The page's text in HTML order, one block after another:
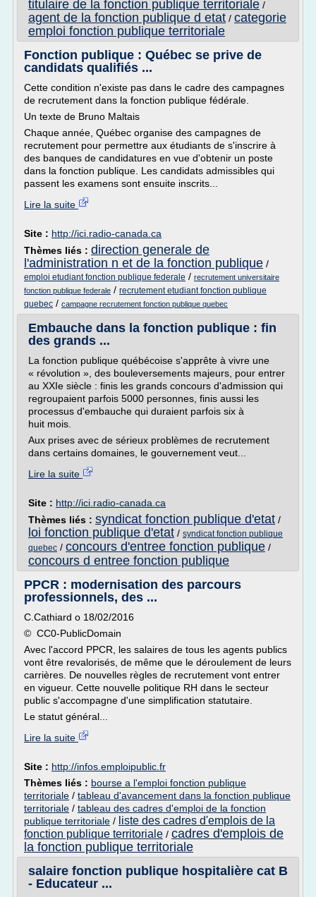
titulaire de la fonction publique territoriale /
agent de la fonction publique d etat / categorie
emploi fonction publique territoriale
Fonction publique : Québec se prive de
candidats qualifiés ...
Cette condition n'existe pas dans le cadre des campagnes
de recrutement dans la fonction publique fédérale.
Un texte de Bruno Maltais
Chaque année, Québec organise des campagnes de
recrutement pour permettre aux étudiants de s'inscrire à
des banques de candidatures en vue d'obtenir un poste
dans la fonction publique. Les candidats admissibles qui
passent les examens sont ensuite inscrits...
Lire la suite
Site : http://ici.radio-canada.ca
Thèmes liés : direction generale de
l'administration n et de la fonction publique /
emploi etudiant fonction publique federale / recrutement universitaire
fonction publique federale / recrutement etudiant fonction publique
quebec / campagne recrutement fonction publique quebec
Embauche dans la fonction publique : fin
des grands ...
La fonction publique québécoise s'apprête à vivre une
« révolution », des bouleversements majeurs, pour entrer
au XXIe siècle : finis les grands concours d'admission qui
regroupaient parfois 5000 personnes, finis aussi les
processus d'embauche qui duraient parfois six à
huit mois.
Aux prises avec de sérieux problèmes de recrutement
dans certains domaines, le gouvernement veut...
Lire la suite
Site : http://ici.radio-canada.ca
Thèmes liés : syndicat fonction publique d'etat /
loi fonction publique d'etat / syndicat fonction publique
quebec / concours d'entree fonction publique /
concours d entree fonction publique
PPCR : modernisation des parcours
professionnels, des ...
C.Cathiard o 18/02/2016
© CC0-PublicDomain
Avec l'accord PPCR, les salaires de tous les agents publics
vont être revalorisés, de même que le déroulement de leurs
carrières. De nouvelles règles de recrutement vont entrer
en vigueur. Cette nouvelle politique RH dans le secteur
public s'accompagne d'une simplification statutaire.
Le statut général...
Lire la suite
Site : http://infos.emploipublic.fr
Thèmes liés : bourse a l'emploi fonction publique
territoriale / tableau d'avancement dans la fonction publique
territoriale / tableau des cadres d'emploi de la fonction
publique territoriale / liste des cadres d'emplois de la
fonction publique territoriale / cadres d'emplois de
la fonction publique territoriale
salaire fonction publique hospitalière cat B
- Educateur ...